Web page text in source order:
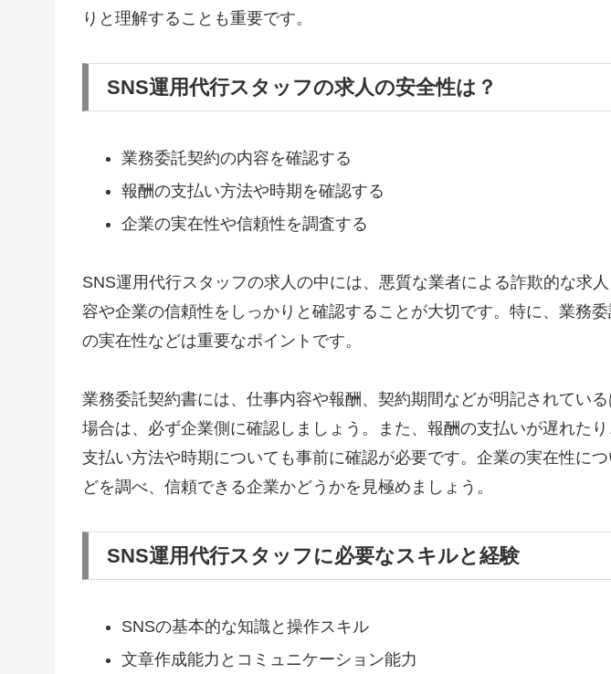
りと理解することも重要です。
SNS運用代行スタッフの求人の安全性は？
業務委託契約の内容を確認する
報酬の支払い方法や時期を確認する
企業の実在性や信頼性を調査する
SNS運用代行スタッフの求人の中には、悪質な業者による詐欺的な求
容や企業の信頼性をしっかりと確認することが大切です。特に、業務
の実在性などは重要なポイントです。
業務委託契約書には、仕事内容や報酬、契約期間などが明記されてい
場合は、必ず企業側に確認しましょう。また、報酬の支払いが遅れた
支払い方法や時期についても事前に確認が必要です。企業の実在性に
どを調べ、信頼できる企業かどうかを見極めましょう。
SNS運用代行スタッフに必要なスキルと経験
SNSの基本的な知識と操作スキル
文章作成能力とコミュニケーション能力